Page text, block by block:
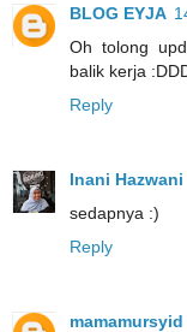
BLOG EYJA
Oh tolong
balik kerja
Reply
Inani Hazwani
sedapnya :)
Reply
mamamursyid